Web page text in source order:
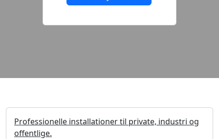
Professionelle installationer til private, industri og
offentlige.